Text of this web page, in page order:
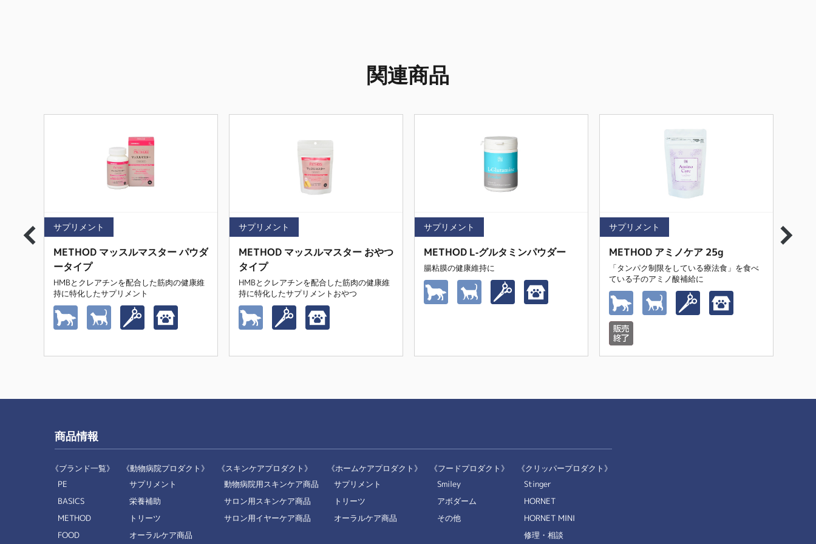
関連商品
サプリメント
METHOD マッスルマスター パウダ
ータイプ
HMBとクレアチンを配合した筋肉の健康維
持に特化したサプリメント
サプリメント
METHOD マッスルマスター おやつ
タイプ
HMBとクレアチンを配合した筋肉の健康維
持に特化したサプリメントおやつ
サプリメント
METHOD L-グルタミンパウダー
腸粘膜の健康維持に
サプリメント
METHOD アミノケア 25g
「タンパク制限をしている療法食」を食べ
ている子のアミノ酸補給に
商品情報
《ブランド一覧》
PE
BASICS
METHOD
FOOD
《動物病院プロダクト》
サプリメント
栄養補助
トリーツ
オーラルケア商品
《スキンケアプロダクト》
動物病院用スキンケア商品
サロン用スキンケア商品
サロン用イヤーケア商品
《ホームケアプロダクト》
サプリメント
トリーツ
オーラルケア商品
《フードプロダクト》
Smiley
アボダーム
その他
《クリッパープロダクト》
Stinger
HORNET
HORNET MINI
修理・相談